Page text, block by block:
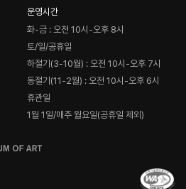
운영시간
화-금 : 오전 10시-오후 8시
토/일/공휴일
하절기(3-10월) : 오전 10시-오후 7시
동절기(11-2월) : 오전 10시-오후 6시
휴관일
1월 1일/매주 월요일(공휴일 제외)